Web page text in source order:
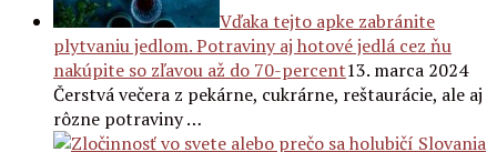
Vďaka tejto apke zabránite
plytvaniu jedlom. Potraviny aj hotové jedlá cez ňu
nakúpite so zľavou až do 70-percent13. marca 2024
Čerstvá večera z pekárne, cukrárne, reštaurácie, ale aj
rôzne potraviny …